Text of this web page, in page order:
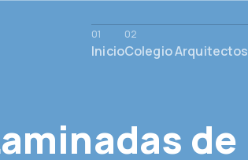
InicioColegio Arquitectos
de